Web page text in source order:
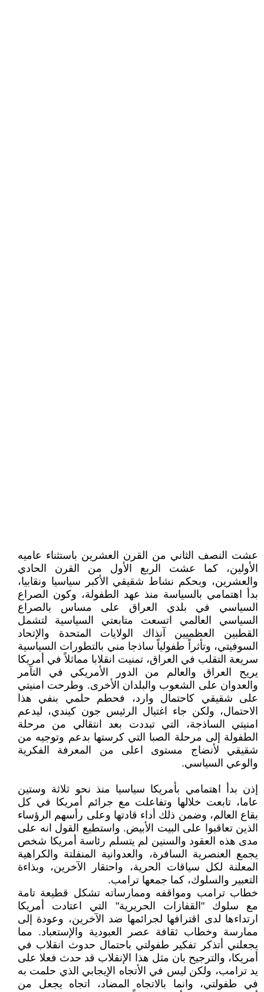
عشت النصف الثاني من القرن العشرين باستثناء عاميه
الأولين، كما عشت الربع الأول من القرن الحادي
والعشرين، وبحكم نشاط شقيقي الأكبر سياسيا ونقابيا،
بدأ اهتمامي بالسياسة منذ عهد الطفولة، وكون الصراع
السياسي في بلدي العراق على مساس بالصراع
السياسي العالمي اتسعت متابعتي السياسية لتشمل
القطبين العظميين آنذاك الولايات المتحدة والإتحاد
السوفيتي، وتأثراً طفولياً ساذجا مني بالتطورات السياسية
سريعة التقلب في العراق، تمنيت انقلابا مماثلاً في أمريكا
يريح العراق والعالم من الدور الأمريكي في التآمر
والعدوان على الشعوب والبلدان الأخرى. وطرحت امنيتي
على شقيقي كاحتمال وارد، فحطم حلمي بنفي هذا
الاحتمال، ولكن جاء اغتيال الرئيس جون كيندي، ليدعم
امنيتي الساذجة، التي تبددت بعد انتقالي من مرحلة
الطفولة إلى مرحلة الصبا التي كرستها بدعم وتوجيه من
شقيقي لأنضاج مستوى اعلى من المعرفة الفكرية
والوعي السياسي.
إذن بدأ اهتمامي بأمريكا سياسيا منذ نحو ثلاثة وستين
عاما، تابعت خلالها وتفاعلت مع جرائم أمريكا في كل
بقاع العالم، وضمن ذلك أداء قادتها وعلى رأسهم الرؤساء
الذين تعاقبوا على البيت الأبيض. واستطيع القول انه على
مدى هذه العقود والسنين لم يتسلم رئاسة أمريكا شخص
يجمع العنصرية السافرة، والعدوانية المنفلتة والكراهية
المعلنة لكل سياقات الحرية، واحتقار الآخرين، وبذاءة
التعبير والسلوك، كما جمعها ترامب.
خطاب ترامب ومواقفه وممارساته تشكل قطيعة تامة
مع سلوك "القفازات الحريرية" التي اعتادت أمريكا
ارتداءها لدى اقترافها لجرائمها ضد الآخرين، وعودة إلى
ممارسة وخطاب ثقافة عصر العبودية والإستعباد. مما
يجعلني أتذكر تفكير طفولتي باحتمال حدوث انقلاب في
أمريكا، والترجيح بان مثل هذا الإنقلاب قد حدث فعلا على
يد ترامب، ولكن ليس في الأتجاه الإيجابي الذي حلمت به
في طفولتي، وانما بالاتجاه المضاد، اتجاه يجعل من